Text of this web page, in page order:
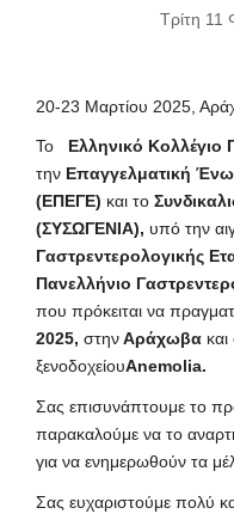
Τρίτη 11
20-23 Μαρτίου 2025,
Το Ελληνικό Κολλέγιο
την Επαγγελματική
(ΕΠΕΓΕ) και το
(ΣΥΣΩΓΕΝΙΑ), υπό την
Γαστρεντερολογικής
Πανελλήνιο
που πρόκειται να
2025, στηνΑράχωβα
ξενοδοχείουAnemolia.
Σας επισυνάπτουμε το
παρακαλούμε να το
για να ενημερωθούν τα
Σας ευχαριστούμε πολύ